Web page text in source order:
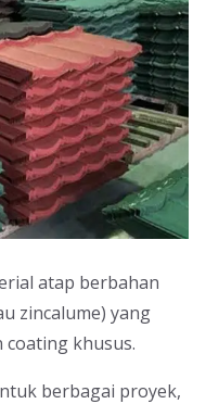
atap berbahan
zincalume) yang
coating khusus.
berbagai proyek,